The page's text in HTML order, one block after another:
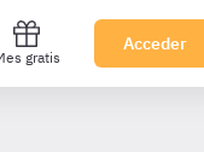
gratis
Acceder